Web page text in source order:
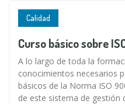
Calidad
Curso básico sobre
A lo largo de toda la
conocimientos necesarios
básicos de la Norma ISO
de este sistema de gestión